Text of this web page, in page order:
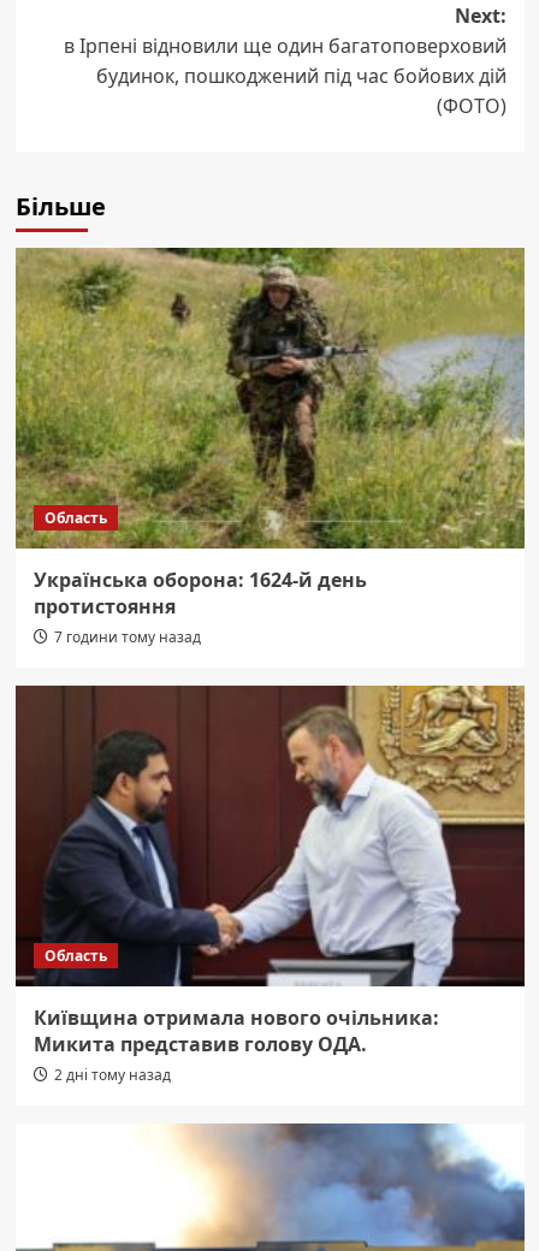
Next:
в Ірпені відновили ще один багатоповерховий
будинок, пошкоджений під час бойових дій
(ФОТО)
Більше
Область
Українська оборона: 1624-й день
протистояння
7 години тому назад
Область
Київщина отримала нового очільника:
Микита представив голову ОДА.
2 дні тому назад